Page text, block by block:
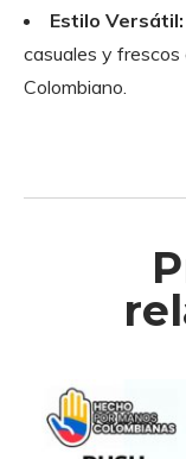
Estilo Versátil:
casuales y
Colombiano.